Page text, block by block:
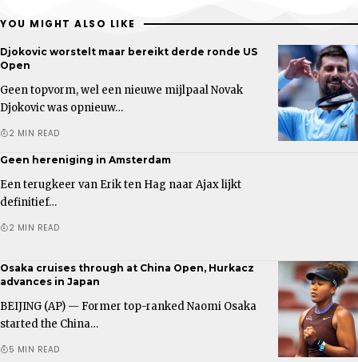
YOU MIGHT ALSO LIKE
Djokovic worstelt maar bereikt derde ronde US
Open
Geen topvorm, wel een nieuwe mijlpaal Novak
Djokovic was opnieuw…
2 MIN READ
Geen hereniging in Amsterdam
Een terugkeer van Erik ten Hag naar Ajax lijkt
definitief…
2 MIN READ
Osaka cruises through at China Open, Hurkacz
advances in Japan
BEIJING (AP) — Former top-ranked Naomi Osaka
started the China…
5 MIN READ